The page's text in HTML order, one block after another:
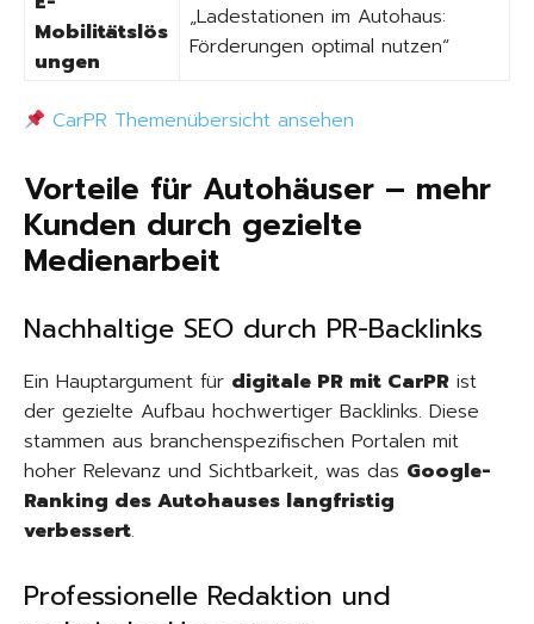
Mobilitätslös
ungen
„Ladestationen im Autohaus:
Förderungen optimal nutzen“
CarPR Themenübersicht ansehen
Vorteile für Autohäuser – mehr
Kunden durch gezielte
Medienarbeit
Nachhaltige SEO durch PR-Backlinks
Ein Hauptargument für digitale PR mit CarPR ist
der gezielte Aufbau hochwertiger Backlinks. Diese
stammen aus branchenspezifischen Portalen mit
hoher Relevanz und Sichtbarkeit, was das Google-
Ranking des Autohauses langfristig
verbessert.
Professionelle Redaktion und